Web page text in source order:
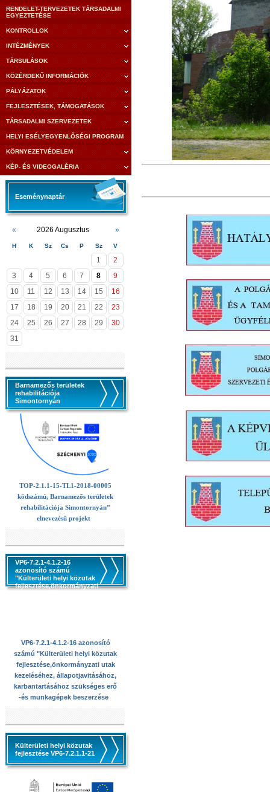
RENDELET-TERVEZETEK TÁRSADALMI
EGYEZTETÉSE
KONTROLLOK
INTÉZMÉNYEK
TÁRSULÁSOK
KÖZÉRDEKŰ INFORMÁCIÓK
PÁLYÁZATOK
FEJLESZTÉSEK, TÁMOGATÁSOK
TÁRSADALMI SZERVEZETEK
HELYI ESÉLYEGYENLŐSÉGI PROGRAM
KÖRNYEZETVÉDELEM
KÉP- ÉS VIDEOGALÉRIA
Eseménynaptár
« 2026 Augusztus »
H K Sz Cs P Sz V
1
2
3
4 5 6 7 8
9
10
11 12 13 14 15
16
17
18 19 20 21 22
23
24
25 26 27 28 29
30
31
Barnamezős területek
rehabilitációja
Simontornyán
TOP-2.1.1-15-TL1-2018-00005
kódszámú, Barnamezős területek
rehabilitációja Simontornyán”
elnevezésű projekt
VP6-7.2.1-4.1.2-16
azonosító számú
"Külterületi helyi közutak
fejlesztése,önkormányzati
VP6-7.2.1-4.1.2-16 azonosító
számú "Külterületi helyi közutak
fejlesztése,önkormányzati utak
kezeléséhez, állapotjavitásához,
karbantartásához szükséges erő
-és munkagépek beszerzése
Külterületi helyi közutak
fejlesztése VP6-7.2.1.1-21